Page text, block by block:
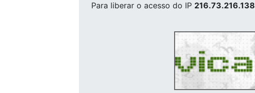
Para liberar o acesso do IP 216.73.216.138